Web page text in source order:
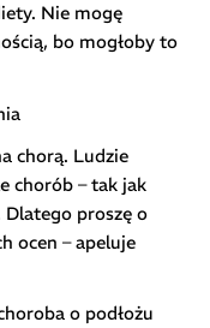
Nie mogę
bo mogłoby to
chorą. Ludzie
chorób – tak jak
proszę o
ocen – apeluje
o podłożu